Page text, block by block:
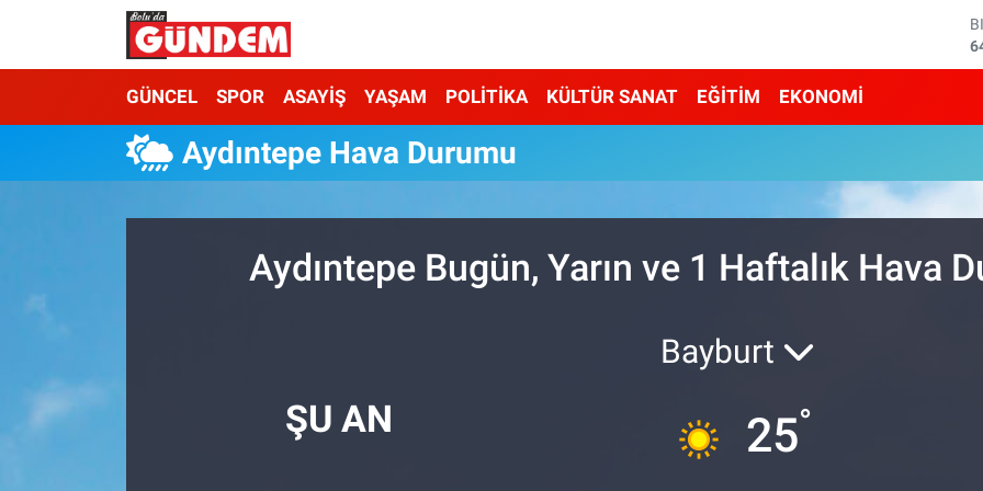
GÜNCEL SPOR ASAYİŞ YAŞAM POLİTİKA KÜLTÜR SANAT EĞİTİM EKONOMİ
Aydıntepe Hava Durumu
Aydıntepe Bugün, Yarın ve 1 Haftalık Hava
ŞU AN
Bayburt
25°
Merkez Nöbetçi Eczaneler
Merkez Hava Durumu
Süper Lig Puan Durumu ve Fikstür
Haber Arşivi